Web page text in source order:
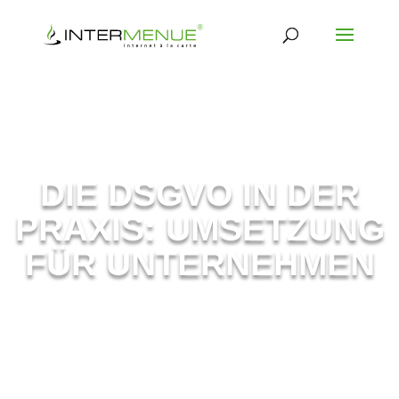
DIE DSGVO IN DER
PRAXIS: UMSETZUNG
FÜR UNTERNEHMEN